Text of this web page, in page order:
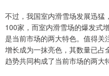
不过，我国室内滑雪场发展迅猛
100家，而室内滑雪场的爆发式
是当前市场的两大特色。值得关
增长成为一抹亮色，其数量已占
趋势共同构成了当前市场的两大